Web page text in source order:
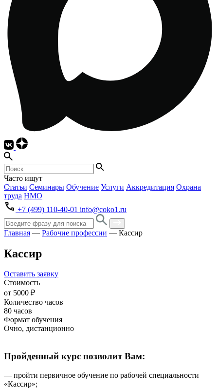
Часто ищут
Статьи Семинары Обучение Услуги Аккредитация Охрана
труда НМО
+7 (499) 110-40-01 info@coko1.ru
Главная — Рабочие профессии — Кассир
Кассир
Оставить заявку
Стоимость
от 5000 ₽
Количество часов
80 часов
Формат обучения
Очно, дистанционно
Пройденный курс позволит Вам:
— пройти первичное обучение по рабочей специальности
«Кассир»;